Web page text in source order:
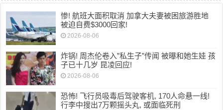
惨! 航班大面积取消 加拿大夫妻被困旅游胜地
被迫自费$3000回家!
2026-08-06
炸锅! 周杰伦卷入”私生子”传闻 被曝和她生娃 孩
子已十几岁 昆凌回应!
2026-08-06
恐怖! 飞行员吸毒后驾驶客机, 170人命悬一线!
行李中搜出7万颗摇头丸, 或面临死刑